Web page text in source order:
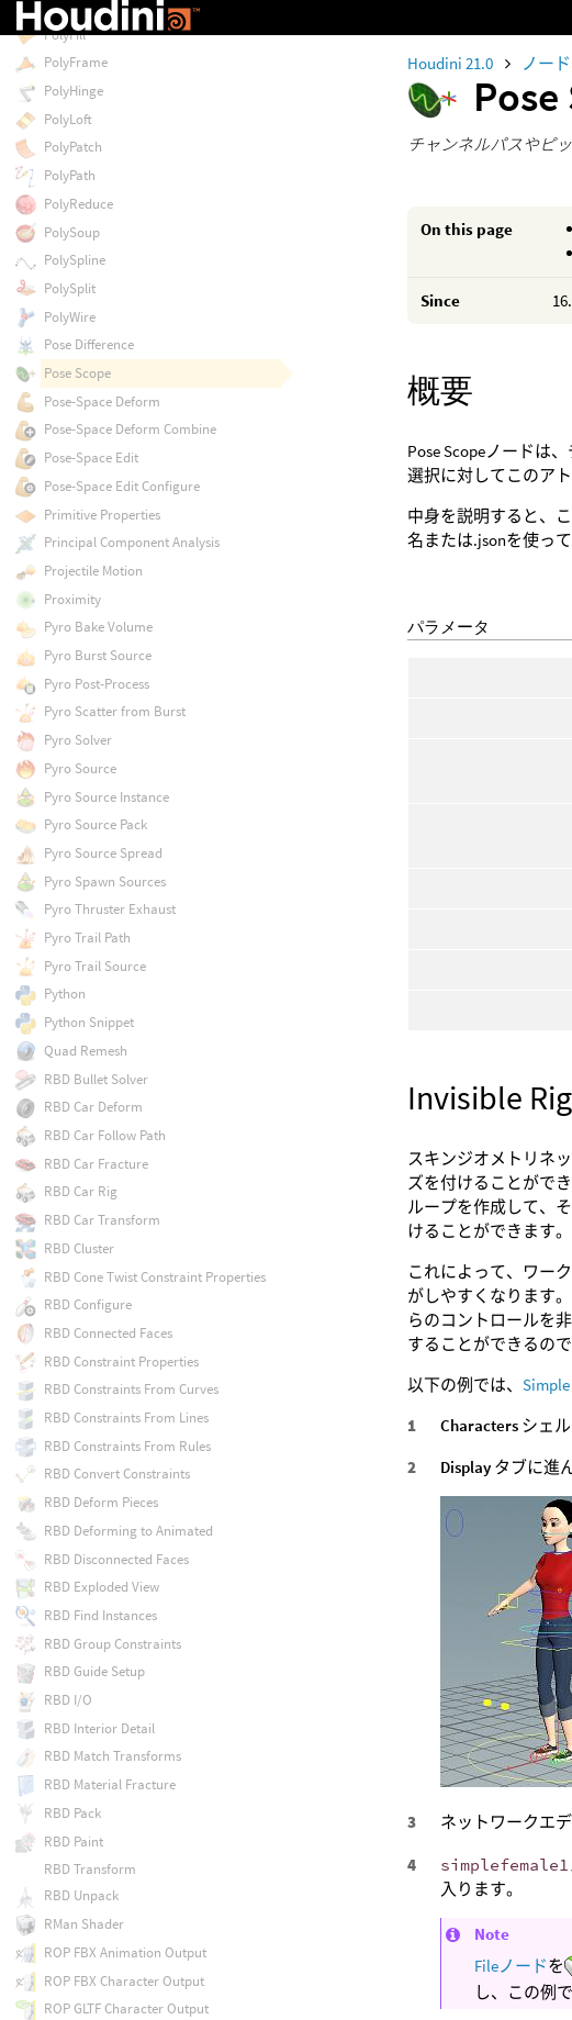
Houdini 21.0 ノード
Pose
チャンネルパスやピ
On this page
Since
概要
Pose Scopeノードは
選択に対してこのア
中身を説明すると、
名または.jsonを使っ
パラメータ
Invisible
スキンジオメトリネ
ズを付けることがで
ループを作成して、
けることができます。
これによって、ワー
がしやすくなります
らのコントロールを
することができるの
以下の例では、
Characters シェ
Display タブに進
ネットワークエ
simplefemale1
入ります。
Note
Fileノードを
し、この例
PolyDoctor
PolyFill
PolyFrame
PolyHinge
PolyLoft
PolyPatch
PolyPath
PolyReduce
PolySoup
PolySpline
PolySplit
PolyWire
Pose Difference
Pose Scope
Pose-Space Deform
Pose-Space Deform Combine
Pose-Space Edit
Pose-Space Edit Configure
Primitive Properties
Principal Component Analysis
Projectile Motion
Proximity
Pyro Bake Volume
Pyro Burst Source
Pyro Post-Process
Pyro Scatter from Burst
Pyro Solver
Pyro Source
Pyro Source Instance
Pyro Source Pack
Pyro Source Spread
Pyro Spawn Sources
Pyro Thruster Exhaust
Pyro Trail Path
Pyro Trail Source
Python
Python Snippet
Quad Remesh
RBD Bullet Solver
RBD Car Deform
RBD Car Follow Path
RBD Car Fracture
RBD Car Rig
RBD Car Transform
RBD Cluster
RBD Cone Twist Constraint Properties
RBD Configure
RBD Connected Faces
RBD Constraint Properties
RBD Constraints From Curves
RBD Constraints From Lines
RBD Constraints From Rules
RBD Convert Constraints
RBD Deform Pieces
RBD Deforming to Animated
RBD Disconnected Faces
RBD Exploded View
RBD Find Instances
RBD Group Constraints
RBD Guide Setup
RBD I/O
RBD Interior Detail
RBD Match Transforms
RBD Material Fracture
RBD Pack
RBD Paint
RBD Transform
RBD Unpack
RMan Shader
ROP FBX Animation Output
ROP FBX Character Output
ROP GLTF Character Output